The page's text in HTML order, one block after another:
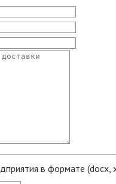
в формате (docx,